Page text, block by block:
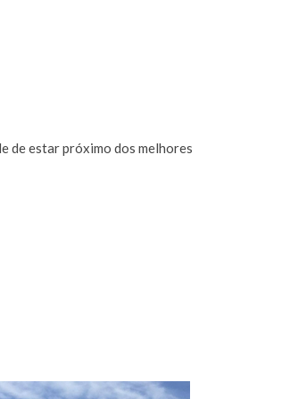
de estar próximo dos melhores